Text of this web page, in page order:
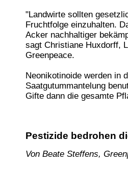
"Landwirte sollten
Fruchtfolge einzuhalten.
Acker nachhaltiger
sagt Christiane Huxdorff,
Greenpeace.
Neonikotinoide werden in
Saatgutummantelung
Gifte dann die gesamte
Pestizide bedrohen
Von Beate Steffens,